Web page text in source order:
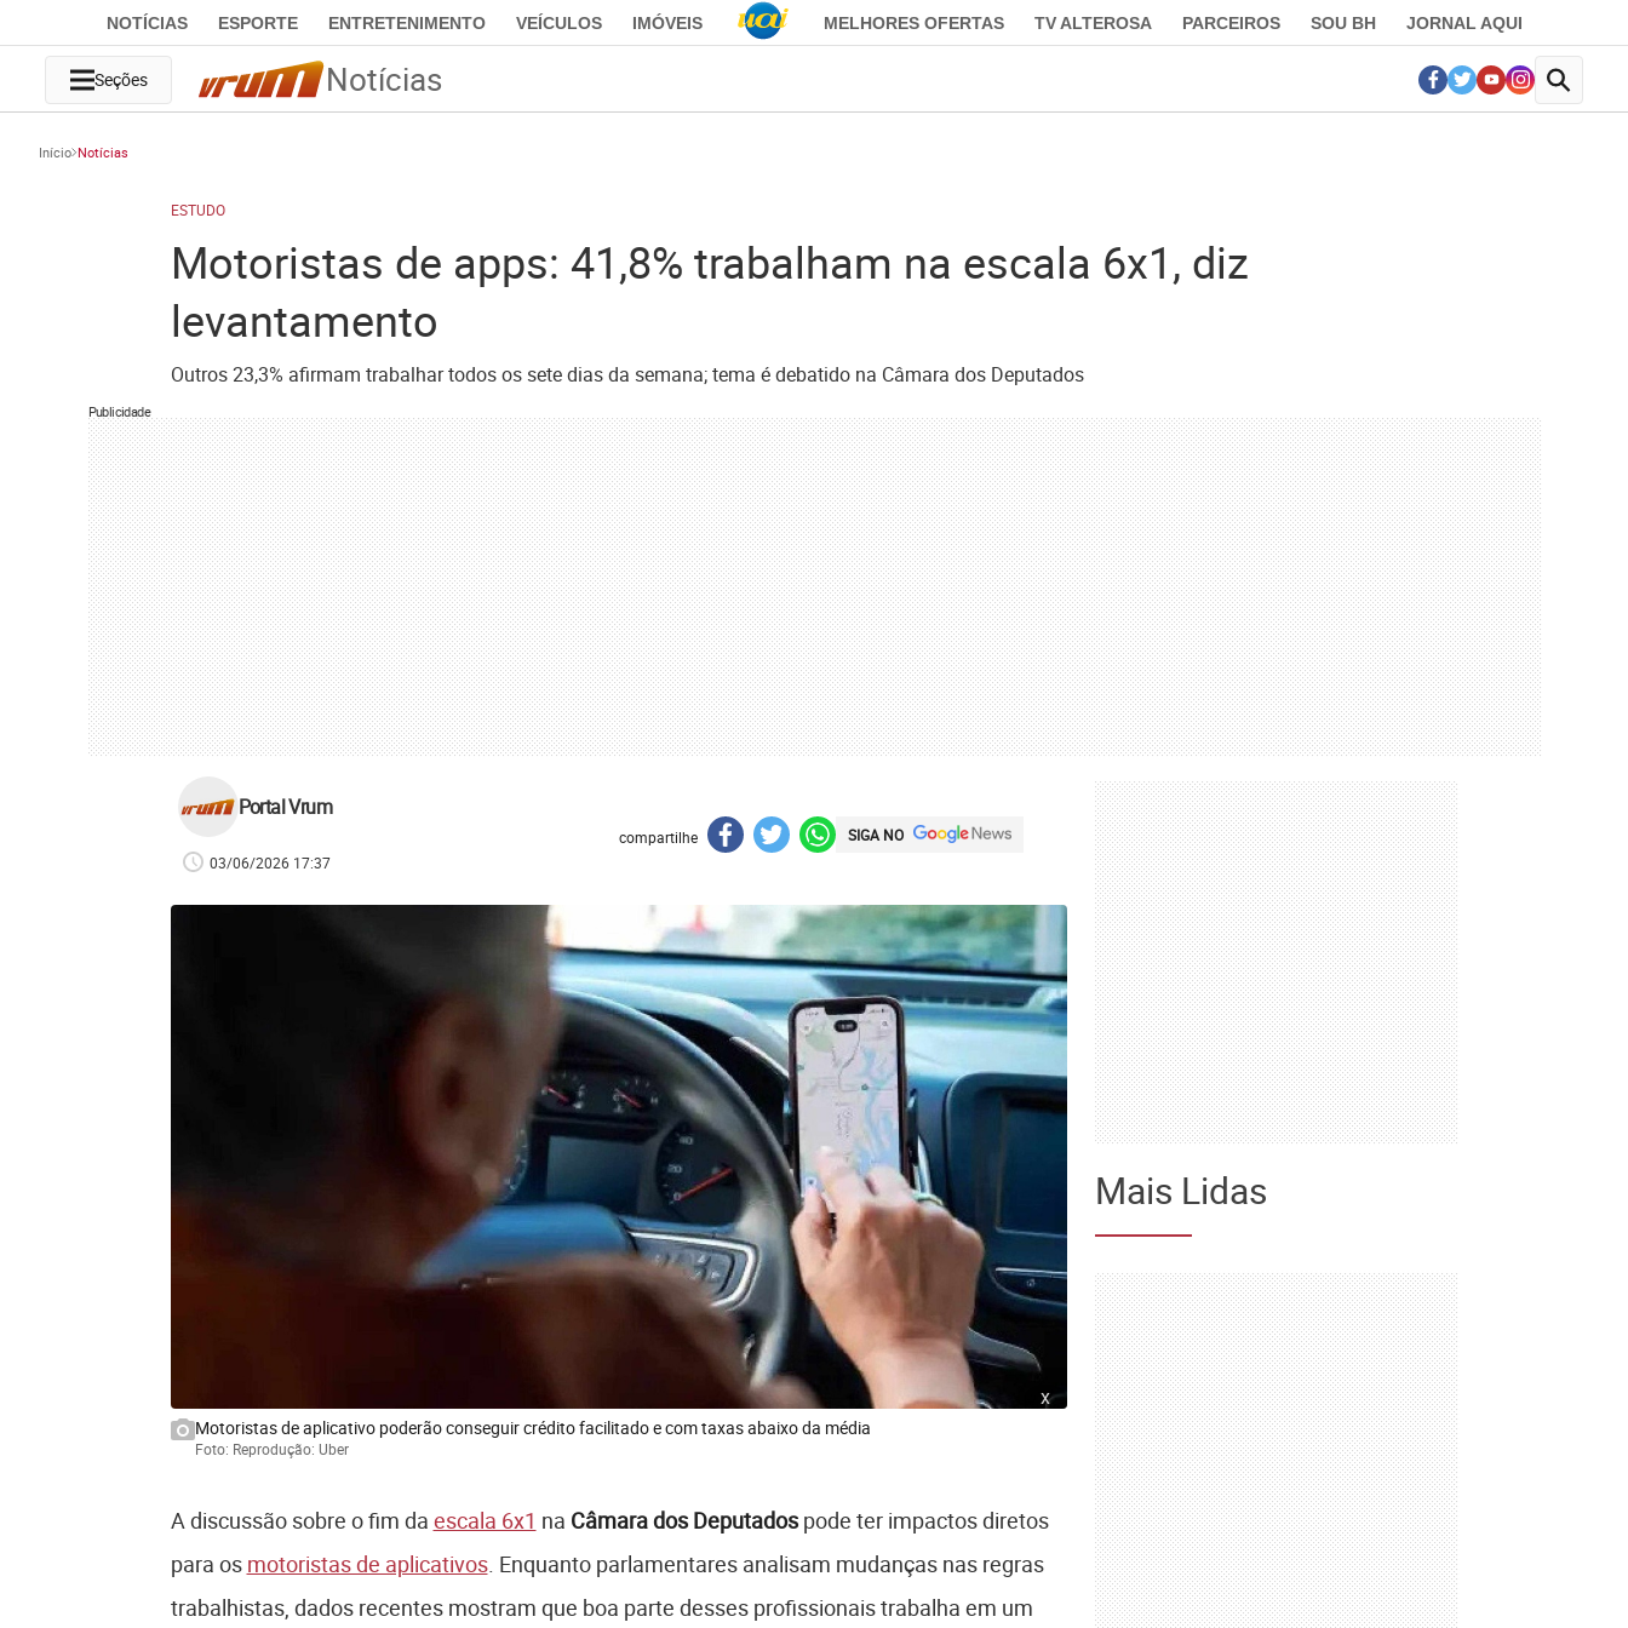
NOTÍCIAS ESPORTE ENTRETENIMENTO VEÍCULOS IMÓVEIS MELHORES OFERTAS TV ALTEROSA PARCEIROS SOU BH JORNAL AQUI
Seções Notícias
Início Notícias
ESTUDO
Motoristas de apps: 41,8% trabalham na escala 6x1, diz
levantamento
Outros 23,3% afirmam trabalhar todos os sete dias da semana; tema é debatido na Câmara dos Deputados
Publicidade
Portal Vrum
03/06/2026 17:37
compartilhe SIGA NO
x
Motoristas de aplicativo poderão conseguir crédito facilitado e com taxas abaixo da média
Foto: Reprodução: Uber
A discussão sobre o fim da escala 6x1 na Câmara dos Deputadospode ter impactos diretos
para os motoristas de aplicativos. Enquanto parlamentares analisam mudanças nas regras
trabalhistas, dados recentes mostram que boa parte desses profissionais trabalha em um
Mais Lidas